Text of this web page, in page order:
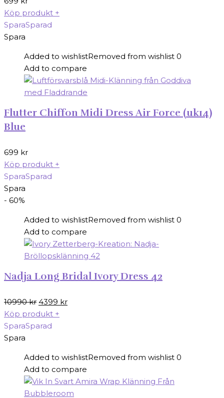
Köp produkt +
SparaSparad
Spara
Added to wishlistRemoved from wishlist 0
Add to compare
Flutter Chiffon Midi Dress Air Force (uk14)
Blue
699 kr
Köp produkt +
SparaSparad
Spara
- 60%
Added to wishlistRemoved from wishlist 0
Add to compare
Nadja Long Bridal Ivory Dress 42
10990kr Det
ursprungliga
priset
4399 krDet
Köp produkt +
SparaSparad
Spara
Added to wishlistRemoved from wishlist 0
Add to compare